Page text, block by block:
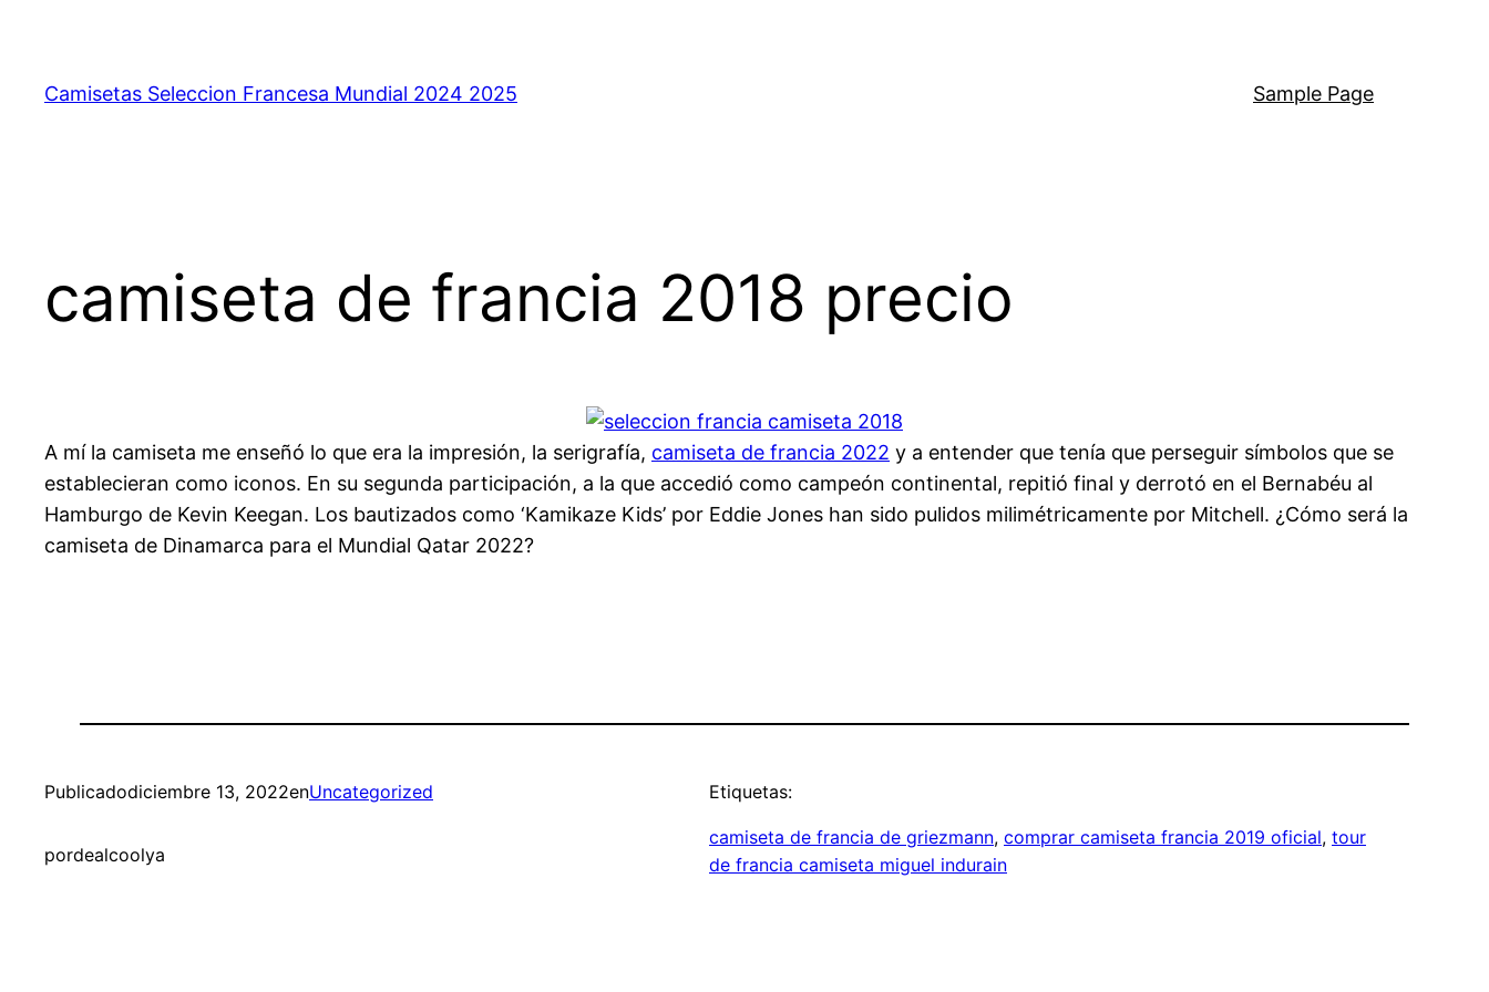
contenido
Camisetas Seleccion Francesa Mundial 2024 2025 Sample Page
camiseta de francia 2018 precio
A mí la camiseta me enseñó lo que era la impresión, la serigrafía, camiseta de francia 2022 y a entender que tenía que perseguir símbolos que se
establecieran como iconos. En su segunda participación, a la que accedió como campeón continental, repitió final y derrotó en el Bernabéu al
Hamburgo de Kevin Keegan. Los bautizados como ‘Kamikaze Kids’ por Eddie Jones han sido pulidos milimétricamente por Mitchell. ¿Cómo será la
camiseta de Dinamarca para el Mundial Qatar 2022?
Publicadodiciembre 13, 2022enUncategorized
pordealcoolya
Etiquetas:
camiseta de francia de griezmann, comprar camiseta francia 2019 oficial, tour
de francia camiseta miguel indurain